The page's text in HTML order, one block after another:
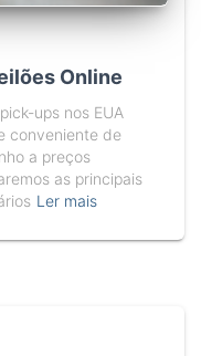
Online
ups nos EUA
conveniente de
a preços
as principais
Ler mais